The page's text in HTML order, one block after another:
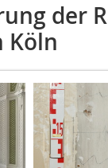
der
Köln